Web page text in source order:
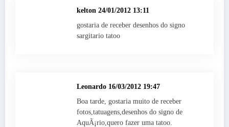
kelton 24/01/2012 13:11
gostaria de receber desenhos do signo
sargitario tatoo
Leonardo 16/03/2012 19:47
Boa tarde, gostaria muito de receber
fotos,tatuagens,desenhos do signo de
AquÃ¡rio,quero fazer uma tatoo.